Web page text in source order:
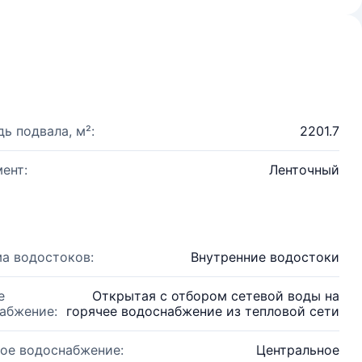
подвала, м²: 2201.7
Ленточный
водостоков: Внутренние водостоки
Открытая с отбором сетевой воды на
горячее водоснабжение из тепловой сети
водоснабжение: Центральное